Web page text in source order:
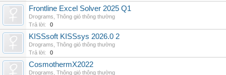
Frontline Excel Solver 2025 Q1
Drograms Thông gió thông thường
Trả lời:
0
KISSsoft KISSsys 2026.0 2
Drograms Thông gió thông thường
Trả lời:
0
CosmothermX2022
Drograms Thông gió thông thường